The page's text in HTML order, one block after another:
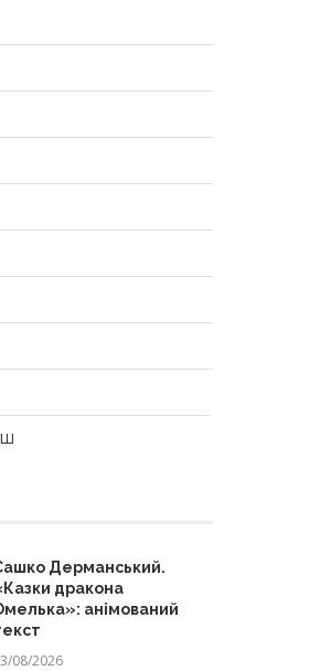
Дерманський.
дракона
анімований
08/2026